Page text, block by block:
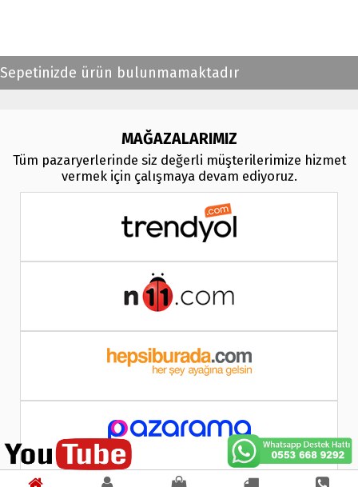
Sepetinizde ürün bulunmamaktadır
MAĞAZALARIMIZ
Tüm pazaryerlerinde siz değerli müşterilerimize hizmet
vermek için çalışmaya devam ediyoruz.